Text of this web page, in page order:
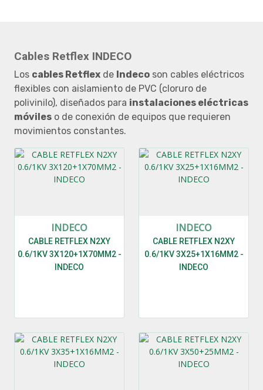
Cables Retflex INDECO
Los cables Retflex de Indeco son cables eléctricos
flexibles con aislamiento de PVC (cloruro de
polivinilo), diseñados para instalaciones eléctricas
móviles o de conexión de equipos que requieren
movimientos constantes.
INDECO
CABLE RETFLEX N2XY
0.6/1KV 3X120+1X70MM2 -
INDECO
INDECO
CABLE RETFLEX N2XY
0.6/1KV 3X25+1X16MM2 -
INDECO